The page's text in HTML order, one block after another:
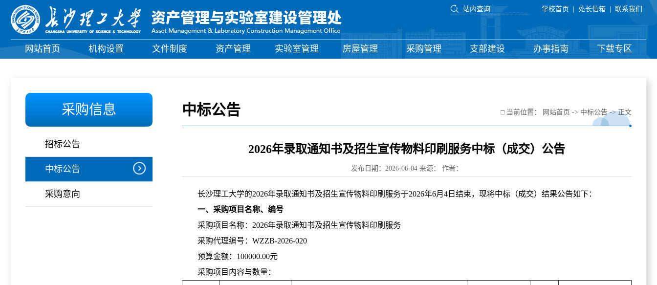
学校首页 处长信箱 联系我们
网站首页 机构设置 文件制度 资产管理 实验室管理 房屋管理 采购管理 支部建设 办事指南 下载专区
采购信息
招标公告
中标公告
采购意向
中标公告 □ 当前位置： 网站首页 -> 中标公告-> 正文
2026年录取通知书及招生宣传物料印刷服务中标（成交）公告
发布日期：2026-06-04 来源： 作者：
长沙理工大学的2026年录取通知书及招生宣传物料印刷服务于2026年6月4日结束，现将中标（成交）结果公告如下：
一、采购项目名称、编号
采购项目名称：2026年录取通知书及招生宣传物料印刷服务
采购代理编号：WZZB-2026-020
预算金额：100000.00元
采购项目内容与数量：